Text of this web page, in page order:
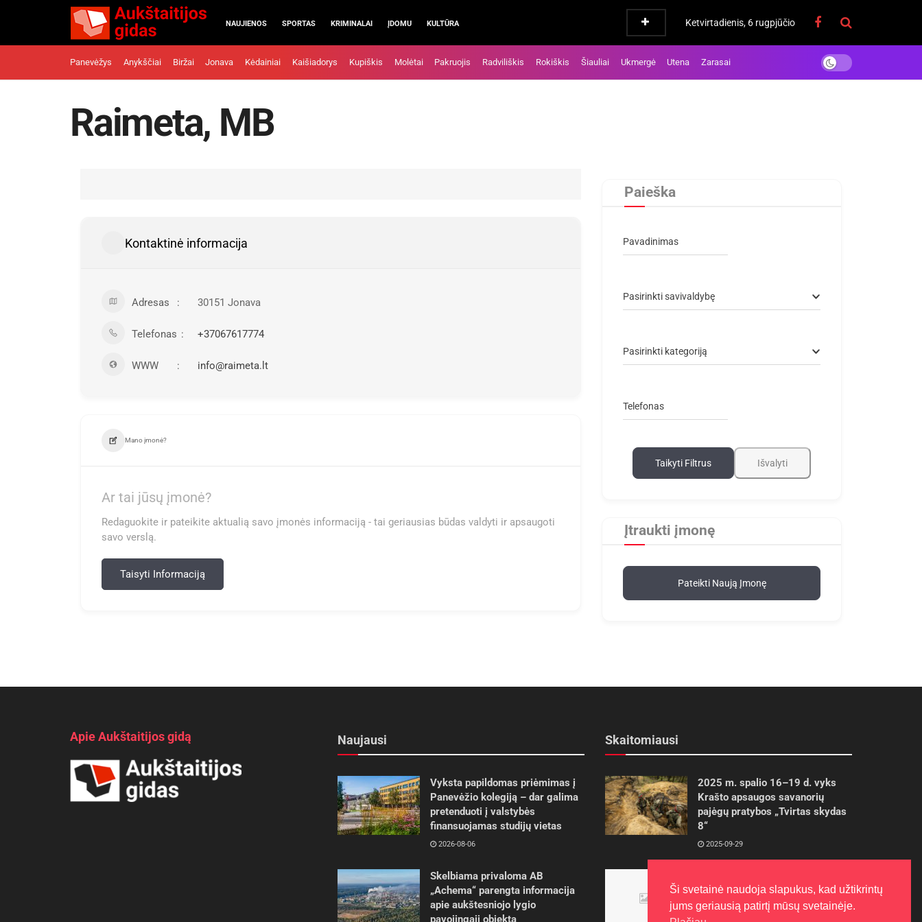
NAUJIENOS SPORTAS KRIMINALAI ĮDOMU KULTŪRA Ketvirtadienis, 6 rugpjūčio
Panevėžys Anykščiai Biržai Jonava Kėdainiai Kaišiadorys Kupiškis Molėtai Pakruojis Radviliškis Rokiškis Šiauliai Ukmergė Utena Zarasai
Raimeta, MB
Kontaktinė informacija
Adresas 30151 Jonava
Telefonas +37067617774
WWW info@raimeta.lt
Mano įmonė?
Ar tai jūsų įmonė?
Redaguokite ir pateikite aktualią savo įmonės informaciją - tai geriausias būdas valdyti ir apsaugoti
savo verslą.
Taisyti Informaciją
Paieška
Pavadinimas
Pasirinkti savivaldybę
Pasirinkti kategoriją
Telefonas
Taikyti Filtrus Išvalyti
Įtraukti įmonę
Pateikti Naują Įmonę
Apie Aukštaitijos gidą Naujausi
Vyksta papildomas priėmimas į
Panevėžio kolegiją – dar galima
pretenduoti į valstybės
finansuojamas studijų vietas
2026-08-06
Skelbiama privaloma AB
„Achema“ parengta informacija
apie aukštesniojo lygio
pavojingąjį objektą
Skaitomiausi
2025 m. spalio 16–19 d. vyks
Krašto apsaugos savanorių
pajėgų pratybos „Tvirtas skydas
8“
2025-09-29
programoje siekia aukso
2015-10-30
Ši svetainė naudoja slapukus, kad užtikrintų
jums geriausią patirtį mūsų svetainėje.